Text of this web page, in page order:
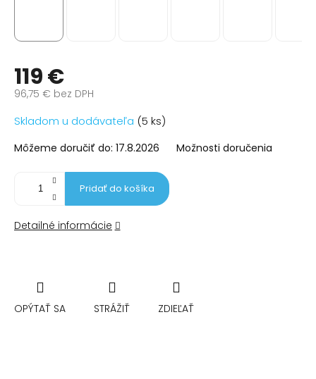
119 €
96,75 € bez DPH
cena:
Skladom u dodávateľa (5 ks)
Môžeme doručiť do: 17.8.2026 Možnosti doručenia
Pridať do košíka
Detailné informácie
OPÝTAŤ SA STRÁŽIŤ ZDIEĽAŤ